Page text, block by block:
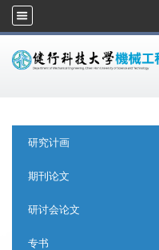
研究计画
期刊论文
研讨会论文
专书